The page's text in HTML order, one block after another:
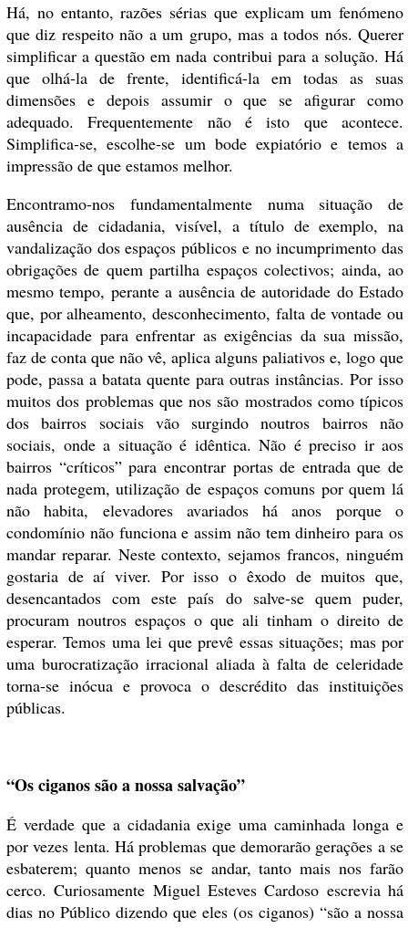
Há, no entanto, razões sérias que explicam um fenómeno
que diz respeito não a um grupo, mas a todos nós. Querer
simplificar a questão em nada contribui para a solução. Há
que olhá-la de frente, identificá-la em todas as suas
dimensões e depois assumir o que se afigurar como
adequado. Frequentemente não é isto que acontece.
Simplifica-se, escolhe-se um bode expiatório e temos a
impressão de que estamos melhor.
Encontramo-nos fundamentalmente numa situação de
ausência de cidadania, visível, a título de exemplo, na
vandalização dos espaços públicos e no incumprimento das
obrigações de quem partilha espaços colectivos; ainda, ao
mesmo tempo, perante a ausência de autoridade do Estado
que, por alheamento, desconhecimento, falta de vontade ou
incapacidade para enfrentar as exigências da sua missão,
faz de conta que não vê, aplica alguns paliativos e, logo que
pode, passa a batata quente para outras instâncias. Por isso
muitos dos problemas que nos são mostrados como típicos
dos bairros sociais vão surgindo noutros bairros não
sociais, onde a situação é idêntica. Não é preciso ir aos
bairros “críticos” para encontrar portas de entrada que de
nada protegem, utilização de espaços comuns por quem lá
não habita, elevadores avariados há anos porque o
condomínio não funciona e assim não tem dinheiro para os
mandar reparar. Neste contexto, sejamos francos, ninguém
gostaria de aí viver. Por isso o êxodo de muitos que,
desencantados com este país do salve-se quem puder,
procuram noutros espaços o que ali tinham o direito de
esperar. Temos uma lei que prevê essas situações; mas por
uma burocratização irracional aliada à falta de celeridade
torna-se inócua e provoca o descrédito das instituições
públicas.
“Os ciganos são a nossa salvação”
É verdade que a cidadania exige uma caminhada longa e
por vezes lenta. Há problemas que demorarão gerações a se
esbaterem; quanto menos se andar, tanto mais nos farão
cerco. Curiosamente Miguel Esteves Cardoso escrevia há
dias no Público dizendo que eles (os ciganos) “são a nossa